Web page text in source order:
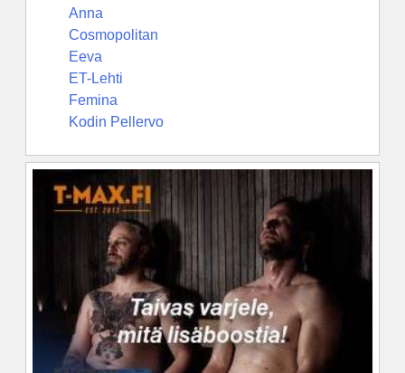
Anna
Cosmopolitan
Eeva
ET-Lehti
Femina
Kodin Pellervo